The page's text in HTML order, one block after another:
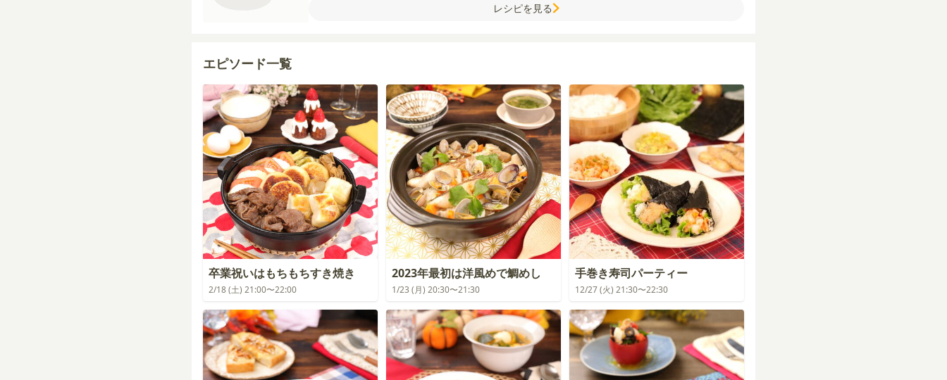
レシピを見る
エピソード一覧
卒業祝いはもちもちすき焼き
2/18 (土) 21:00〜22:00
2023年最初は洋風めで鯛めし
1/23 (月) 20:30〜21:30
手巻き寿司パーティー
12/27 (火) 21:30〜22:30